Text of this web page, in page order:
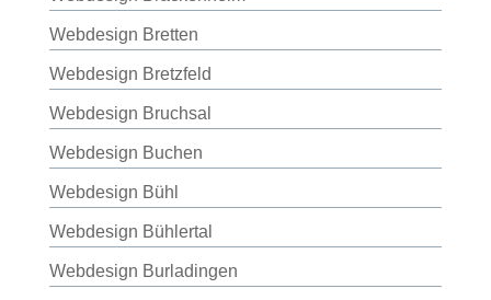
Webdesign Bretten
Webdesign Bretzfeld
Webdesign Bruchsal
Webdesign Buchen
Webdesign Bühl
Webdesign Bühlertal
Webdesign Burladingen